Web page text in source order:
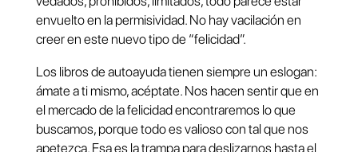
envuelto en la permisividad. No hay vacilación en
creer en este nuevo tipo de “felicidad”.
Los libros de autoayuda tienen siempre un eslogan:
ámate a ti mismo, acéptate. Nos hacen sentir que en
el mercado de la felicidad encontraremos lo que
buscamos, porque todo es valioso con tal que nos
apetezca. Esa es la trampa para deslizarnos hasta el